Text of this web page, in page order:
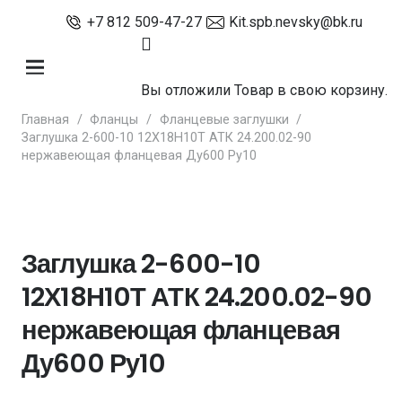
+7 812 509-47-27 Kit.spb.nevsky@bk.ru
Вы отложилиТовар в свою корзину.
Главная / Фланцы / Фланцевые заглушки /
Заглушка 2-600-10 12Х18Н10Т АТК 24.200.02-90
нержавеющая фланцевая Ду600 Ру10
Заглушка 2-600-10
12Х18Н10Т АТК 24.200.02-90
нержавеющая фланцевая
Ду600 Ру10